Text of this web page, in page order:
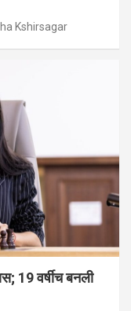
Kshirsagar
19 वर्षीच बनली